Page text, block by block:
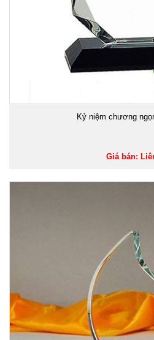
Kỷ niệm chương
Giá bán: